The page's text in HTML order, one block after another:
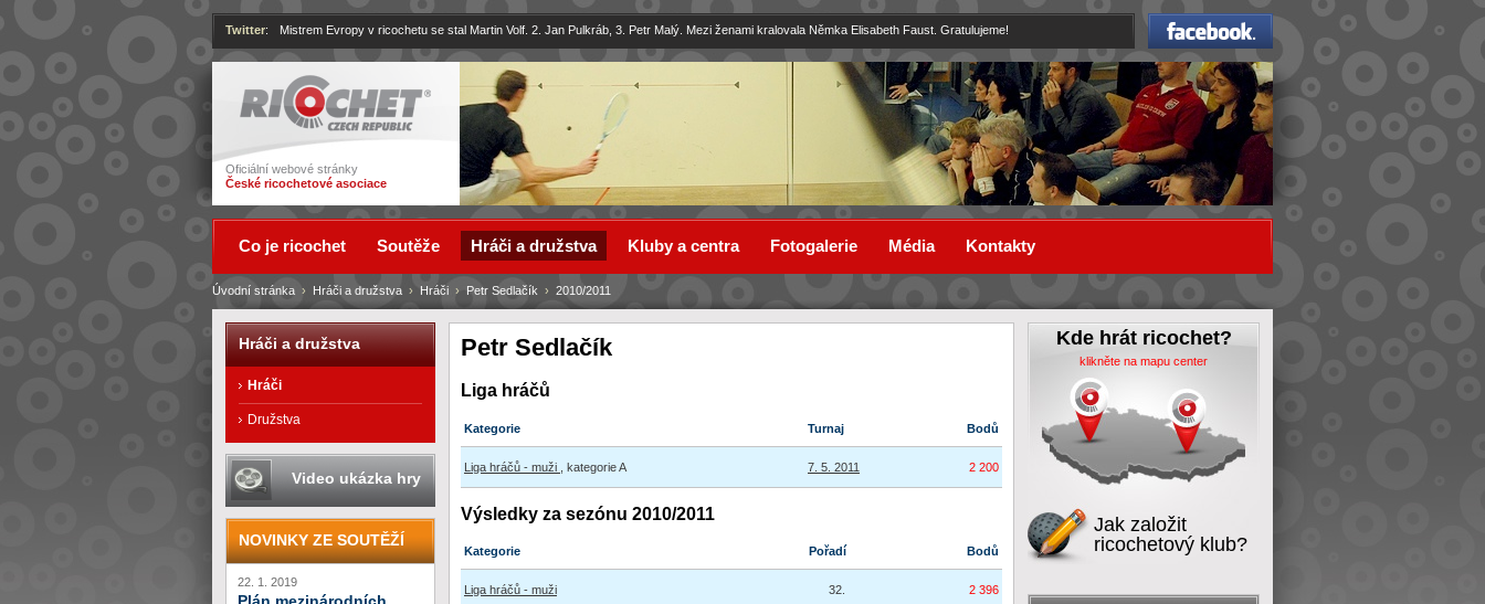
Ricochet
Oficiální webové stránky
České ricochetové asociace
Facebook
Twitter: Mistrem Evropy v ricochetu se stal Martin Volf. 2. Jan Pulkráb, 3. Petr Malý. Mezi ženami kralovala Němka Elisabeth Faust. Gratulujeme!
Petr Sedlačík
Liga hráčů
Kategorie Turnaj Bodů
Liga hráčů - muži , kategorie A 7. 5. 2011 2 200
Výsledky za sezónu 2010/2011
Kategorie Pořadí Bodů
Liga hráčů - muži 32. 2 396
Úvodní stránka › Hráči a družstva › Hráči › Petr Sedlačík › 2010/2011
Co je ricochet Soutěže Hráči a družstva Kluby a centra Fotogalerie Média Kontakty
Hráči a družstva
Hráči
Družstva
Video ukázka hry
NOVINKY ZE SOUTĚŽÍ
22. 1. 2019
Kde hrát ricochet?
klikněte na mapu center
Jak založit
ricochetový klub?